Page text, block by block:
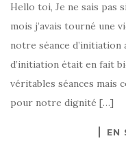
Hello toi, Je ne sais pas
mois j’avais tourné une
notre séance d’initiation
d’initiation était en fait
véritables séances mais
pour notre dignité […]
EN